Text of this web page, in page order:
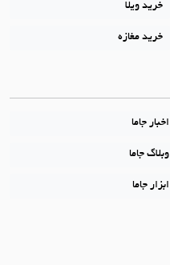
خرید ویلا
خرید مغازه
اخبار جاما
وبلاگ جاما
ابزار جاما